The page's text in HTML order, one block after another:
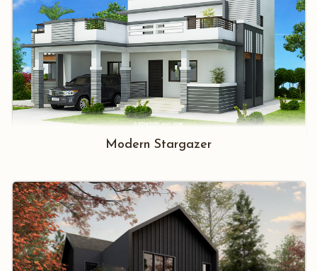
Modern Stargazer